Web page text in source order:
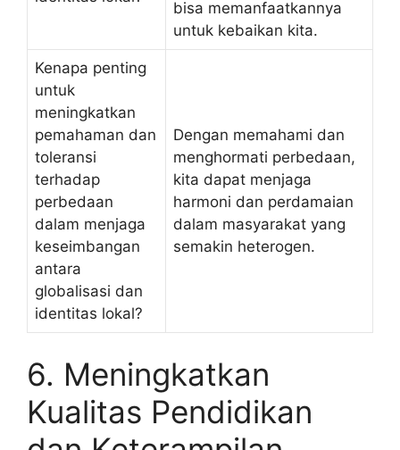
bisa memanfaatkannya
untuk kebaikan kita.
Kenapa penting
untuk
meningkatkan
pemahaman dan
toleransi
terhadap
perbedaan
dalam menjaga
keseimbangan
antara
globalisasi dan
identitas lokal?
Dengan memahami dan
menghormati perbedaan,
kita dapat menjaga
harmoni dan perdamaian
dalam masyarakat yang
semakin heterogen.
6. Meningkatkan
Kualitas Pendidikan